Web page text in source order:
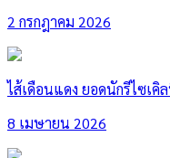
2 กรกฎาคม 2026
ไส้เดือนแดง ยอดนักรีไซเ
8 เมษายน 2026